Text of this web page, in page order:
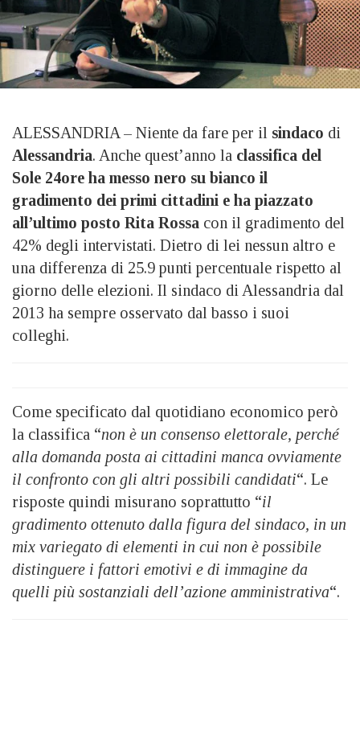
ALESSANDRIA – Niente da fare per il sindaco di
Alessandria. Anche quest’anno la classifica del
Sole 24ore ha messo nero su bianco il
gradimento dei primi cittadini e ha piazzato
all’ultimo posto Rita Rossa con il gradimento del
42% degli intervistati. Dietro di lei nessun altro e
una differenza di 25.9 punti percentuale rispetto al
giorno delle elezioni. Il sindaco di Alessandria dal
2013 ha sempre osservato dal basso i suoi
colleghi.
Come specificato dal quotidiano economico però
la classifica “non è un consenso elettorale, perché
alla domanda posta ai cittadini manca ovviamente
il confronto con gli altri possibili candidati“. Le
risposte quindi misurano soprattutto “il
gradimento ottenuto dalla figura del sindaco, in un
mix variegato di elementi in cui non è possibile
distinguere i fattori emotivi e di immagine da
quelli più sostanziali dell’azione amministrativa“.